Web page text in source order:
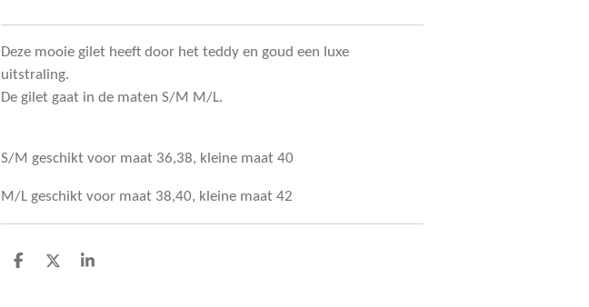
Deze mooie gilet heeft door het teddy en goud een luxe
uitstraling.
De gilet gaat in de maten S/M M/L.
S/M geschikt voor maat 36,38, kleine maat 40
M/L geschikt voor maat 38,40, kleine maat 42
D
D
S